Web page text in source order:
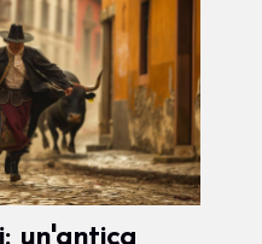
un'antica